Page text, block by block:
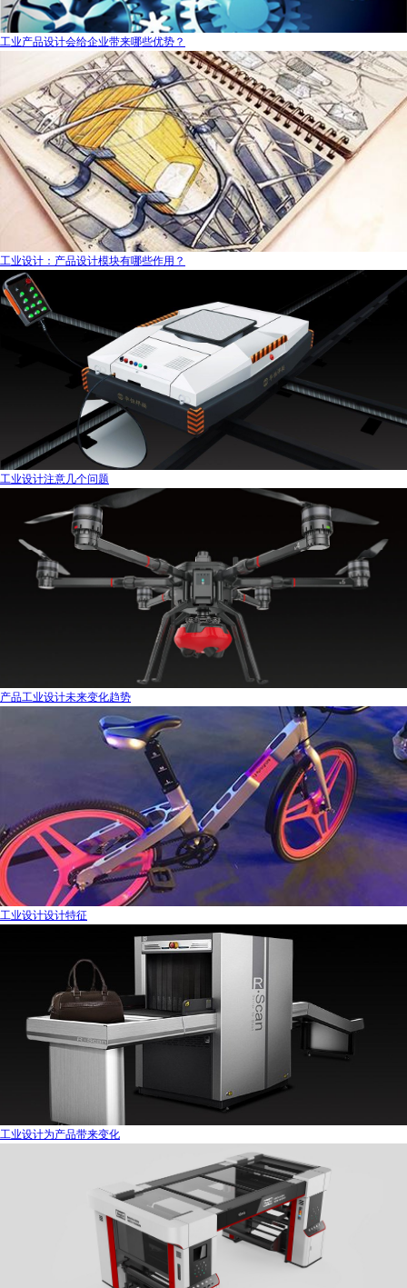
工业产品设计会给企业带来哪些优势？
工业设计：产品设计模块有哪些作用？
工业设计注意几个问题
产品工业设计未来变化趋势
工业设计设计特征
工业设计为产品带来变化